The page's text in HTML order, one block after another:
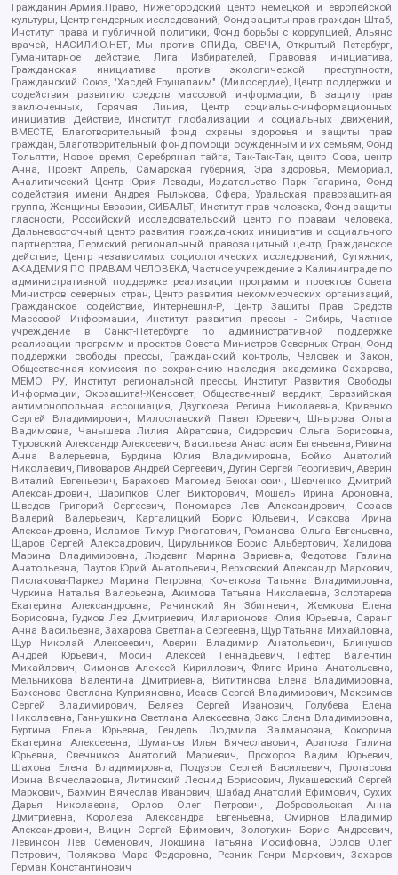
Гражданин.Армия.Право, Нижегородский центр немецкой и европейской
культуры, Центр гендерных исследований, Фонд защиты прав граждан Штаб,
Институт права и публичной политики, Фонд борьбы с коррупцией, Альянс
врачей, НАСИЛИЮ.НЕТ, Мы против СПИДа, СВЕЧА, Открытый Петербург,
Гуманитарное действие, Лига Избирателей, Правовая инициатива,
Гражданская инициатива против экологической преступности,
Гражданский Союз, "Хасдей Ерушалаим" (Милосердие), Центр поддержки и
содействия развитию средств массовой информации, В защиту прав
заключенных, Горячая Линия, Центр социально-информационных
инициатив Действие, Институт глобализации и социальных движений,
ВМЕСТЕ, Благотворительный фонд охраны здоровья и защиты прав
граждан, Благотворительный фонд помощи осужденным и их семьям, Фонд
Тольятти, Новое время, Серебряная тайга, Так-Так-Так, центр Сова, центр
Анна, Проект Апрель, Самарская губерния, Эра здоровья, Мемориал,
Аналитический Центр Юрия Левады, Издательство Парк Гагарина, Фонд
содействия имени Андрея Рылькова, Сфера, Уральская правозащитная
группа, Женщины Евразии, СИБАЛЬТ, Институт прав человека, Фонд защиты
гласности, Российский исследовательский центр по правам человека,
Дальневосточный центр развития гражданских инициатив и социального
партнерства, Пермский региональный правозащитный центр, Гражданское
действие, Центр независимых социологических исследований, Сутяжник,
АКАДЕМИЯ ПО ПРАВАМ ЧЕЛОВЕКА, Частное учреждение в Калининграде по
административной поддержке реализации программ и проектов Совета
Министров северных стран, Центр развития некоммерческих организаций,
Гражданское содействие, Интернешнл-Р, Центр Защиты Прав Средств
Массовой Информации, Институт развития прессы - Сибирь, Частное
учреждение в Санкт-Петербурге по административной поддержке
реализации программ и проектов Совета Министров Северных Стран, Фонд
поддержки свободы прессы, Гражданский контроль, Человек и Закон,
Общественная комиссия по сохранению наследия академика Сахарова,
МЕМО. РУ, Институт региональной прессы, Институт Развития Свободы
Информации, Экозащита!-Женсовет, Общественный вердикт, Евразийская
антимонопольная ассоциация, Дзугкоева Регина Николаевна, Кривенко
Сергей Владимирович, Милославский Павел Юрьевич, Шнырова Ольга
Вадимовна, Чанышева Лилия Айратовна, Сидорович Ольга Борисовна,
Туровский Александр Алексеевич, Васильева Анастасия Евгеньевна, Ривина
Анна Валерьевна, Бурдина Юлия Владимировна, Бойко Анатолий
Николаевич, Пивоваров Андрей Сергеевич, Дугин Сергей Георгиевич, Аверин
Виталий Евгеньевич, Барахоев Магомед Бекханович, Шевченко Дмитрий
Александрович, Шарипков Олег Викторович, Мошель Ирина Ароновна,
Шведов Григорий Сергеевич, Пономарев Лев Александрович, Созаев
Валерий Валерьевич, Каргалицкий Борис Юльевич, Исакова Ирина
Александровна, Исламов Тимур Рифгатович, Романова Ольга Евгеньевна,
Щаров Сергей Алексадрович, Цирульников Борис Альбертович, Халидова
Марина Владимировна, Людевиг Марина Зариевна, Федотова Галина
Анатольевна, Паутов Юрий Анатольевич, Верховский Александр Маркович,
Пислакова-Паркер Марина Петровна, Кочеткова Татьяна Владимировна,
Чуркина Наталья Валерьевна, Акимова Татьяна Николаевна, Золотарева
Екатерина Александровна, Рачинский Ян Збигневич, Жемкова Елена
Борисовна, Гудков Лев Дмитриевич, Илларионова Юлия Юрьевна, Саранг
Анна Васильевна, Захарова Светлана Сергеевна, Щур Татьяна Михайловна,
Щур Николай Алексеевич, Аверин Владимир Анатольевич, Блинушов
Андрей Юрьевич, Мосин Алексей Геннадьевич, Гефтер Валентин
Михайлович, Симонов Алексей Кириллович, Флиге Ирина Анатольевна,
Мельникова Валентина Дмитриевна, Вититинова Елена Владимировна,
Баженова Светлана Куприяновна, Исаев Сергей Владимирович, Максимов
Сергей Владимирович, Беляев Сергей Иванович, Голубева Елена
Николаевна, Ганнушкина Светлана Алексеевна, Закс Елена Владимировна,
Буртина Елена Юрьевна, Гендель Людмила Залмановна, Кокорина
Екатерина Алексеевна, Шуманов Илья Вячеславович, Арапова Галина
Юрьевна, Свечников Анатолий Мариевич, Прохоров Вадим Юрьевич,
Шахова Елена Владимировна, Подузов Сергей Васильевич, Протасова
Ирина Вячеславовна, Литинский Леонид Борисович, Лукашевский Сергей
Маркович, Бахмин Вячеслав Иванович, Шабад Анатолий Ефимович, Сухих
Дарья Николаевна, Орлов Олег Петрович, Добровольская Анна
Дмитриевна, Королева Александра Евгеньевна, Смирнов Владимир
Александрович, Вицин Сергей Ефимович, Золотухин Борис Андреевич,
Левинсон Лев Семенович, Локшина Татьяна Иосифовна, Орлов Олег
Петрович, Полякова Мара Федоровна, Резник Генри Маркович, Захаров
Герман Константинович